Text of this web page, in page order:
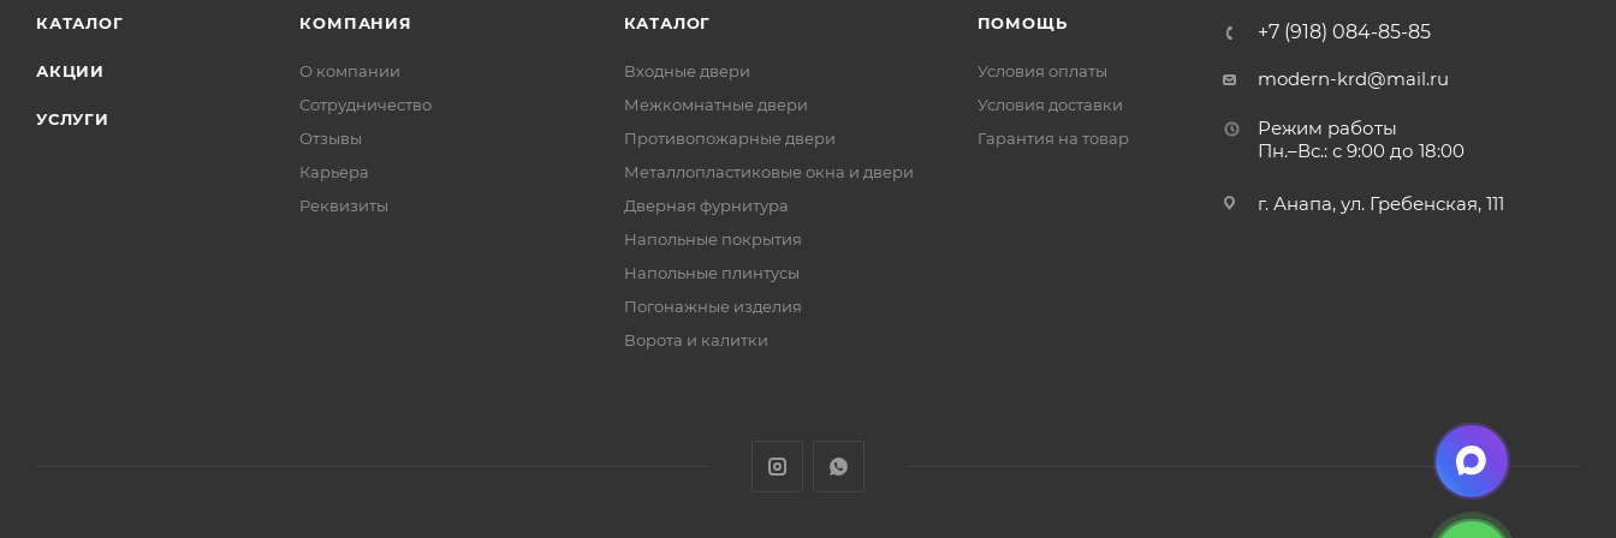
КАТАЛОГ
АКЦИИ
УСЛУГИ
КОМПАНИЯ
О компании
Сотрудничество
Отзывы
Карьера
Реквизиты
КАТАЛОГ
Входные двери
Межкомнатные двери
Противопожарные двери
Металлопластиковые окна и двери
Дверная фурнитура
Напольные покрытия
Напольные плинтусы
Погонажные изделия
Ворота и калитки
ПОМОЩЬ
Условия оплаты
Условия доставки
Гарантия на товар
+7 (918) 084-85-85
modern-krd@mail.ru
Режим работы
Пн.–Вс.: с 9:00 до 18:00
г. Анапа, ул. Гребенская, 111